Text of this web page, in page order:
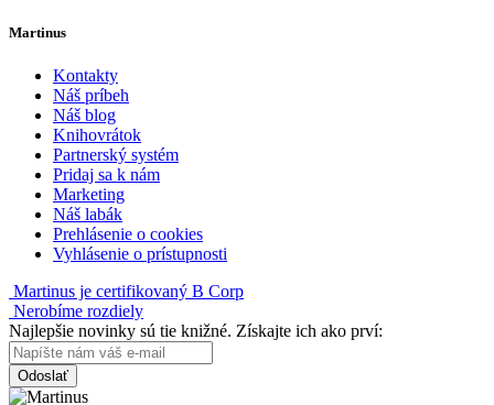
Martinus
Kontakty
Náš príbeh
Náš blog
Knihovrátok
Partnerský systém
Pridaj sa k nám
Marketing
Náš labák
Prehlásenie o cookies
Vyhlásenie o prístupnosti
Martinus je certifikovaný B Corp
Nerobíme rozdiely
Najlepšie novinky sú tie knižné. Získajte ich ako prví:
Odoslať